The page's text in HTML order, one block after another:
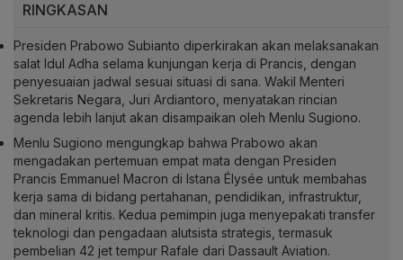
RINGKASAN
Presiden Prabowo Subianto diperkirakan akan melaksanakan
salat Idul Adha selama kunjungan kerja di Prancis, dengan
penyesuaian jadwal sesuai situasi di sana. Wakil Menteri
Sekretaris Negara, Juri Ardiantoro, menyatakan rincian
agenda lebih lanjut akan disampaikan oleh Menlu Sugiono.
Menlu Sugiono mengungkap bahwa Prabowo akan
mengadakan pertemuan empat mata dengan Presiden
Prancis Emmanuel Macron di Istana Élysée untuk membahas
kerja sama di bidang pertahanan, pendidikan, infrastruktur,
dan mineral kritis. Kedua pemimpin juga menyepakati transfer
teknologi dan pengadaan alutsista strategis, termasuk
pembelian 42 jet tempur Rafale dari Dassault Aviation.